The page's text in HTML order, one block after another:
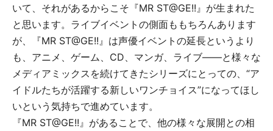
いて、それがあるからこそ『MR ST@GE!!』が生まれた
と思います。ライブイベントの側面ももちろんあります
が、『MR ST@GE!!』は声優イベントの延長というより
も、アニメ、ゲーム、CD、マンガ、ライブ――と様々な
メディアミックスを続けてきたシリーズにとっての、“ア
イドルたちが活躍する新しいワンチョイス”になってほし
いという気持ちで進めています。
『MR ST@GE!!』があることで、他の様々な展開との相